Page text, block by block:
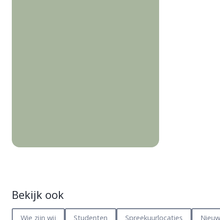
Bekijk ook
Wie zijn wij Studenten Spreekuurlocaties